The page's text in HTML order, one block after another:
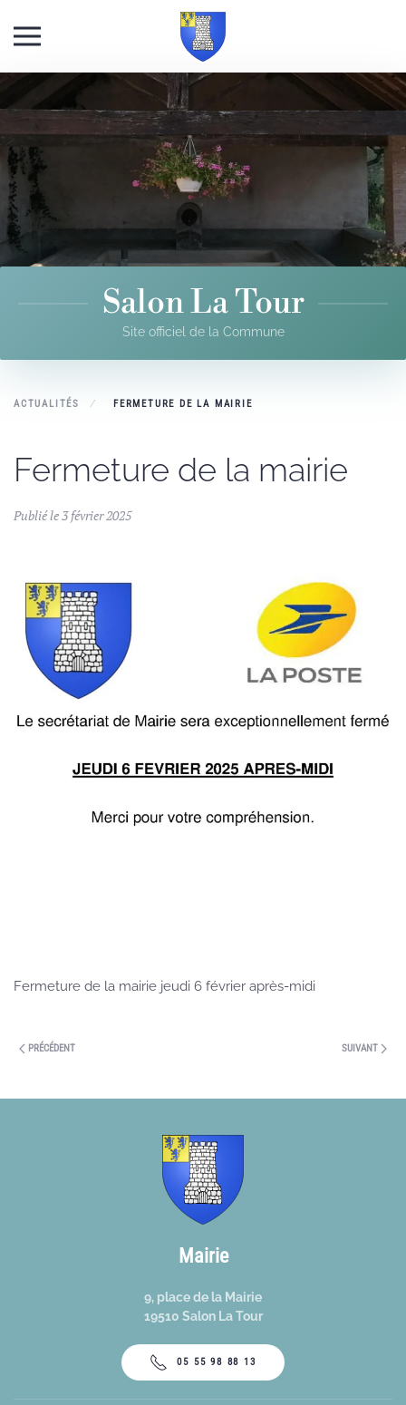
Skip to main content
Salon La Tour
Site officiel de la Commune
ACTUALITÉS FERMETURE DE LA MAIRIE
Fermeture de la mairie
Publié le 3 février 2025
Fermeture de la mairie jeudi 6 février après-midi
PRÉCÉDENT SUIVANT
Mairie
9, place de la Mairie
19510 Salon La Tour
05 55 98 88 13